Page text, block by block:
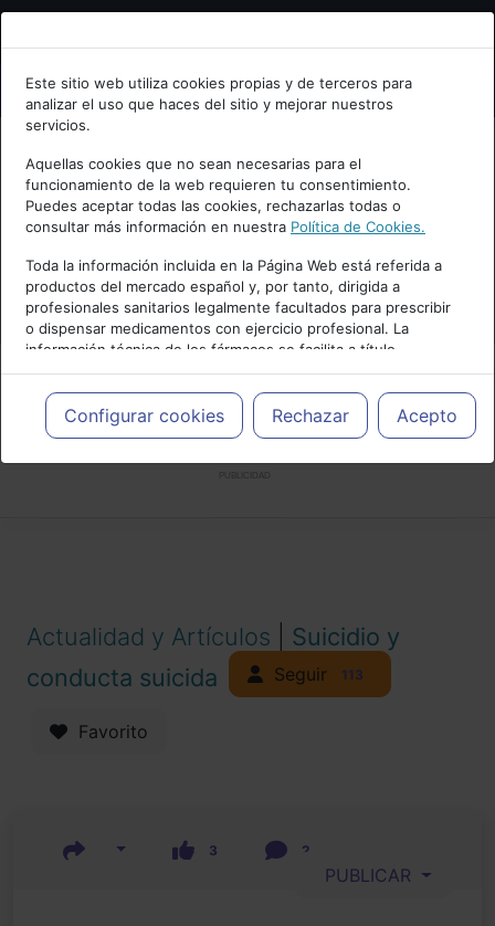
Bienvenid@ a psiquiatria.com
Escribe tu Email
Accede o regístrate con tu email.
Cancelar
Este sitio web utiliza cookies propias y de terceros para
analizar el uso que haces del sitio y mejorar nuestros
servicios.
Aquellas cookies que no sean necesarias para el
funcionamiento de la web requieren tu consentimiento.
Puedes aceptar todas las cookies, rechazarlas todas o
consultar más información en nuestra Política de Cookies.
Toda la información incluida en la Página Web está referida a
productos del mercado español y, por tanto, dirigida a
profesionales sanitarios legalmente facultados para prescribir
o dispensar medicamentos con ejercicio profesional. La
información técnica de los fármacos se facilita a título
meramente informativo, siendo responsabilidad de los
profesionales facultados prescribir medicamentos y decidir, en
cada caso concreto, el tratamiento más adecuado a las
necesidades del paciente.
Configurar cookies Rechazar Acepto
Actualidad y Artículos
Suicidio y
conducta suicida
Seguir 113
Favorito
3 2
PUBLICAR